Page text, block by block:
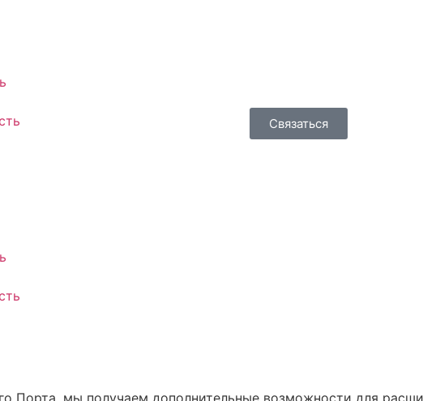
Связаться
Порта, мы получаем дополнительные возможности для